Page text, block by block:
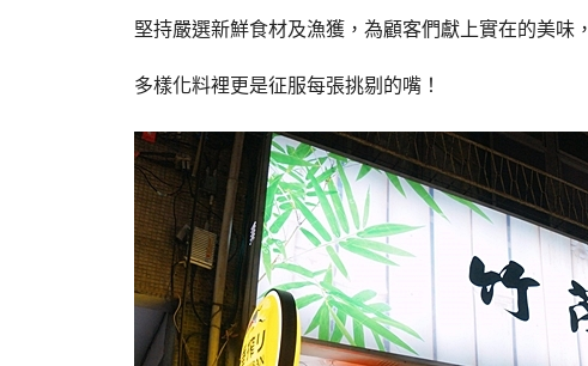
堅持嚴選新鮮食材及漁獲，為顧客們獻上實在的美味，
多樣化料裡更是征服每張挑剔的嘴！